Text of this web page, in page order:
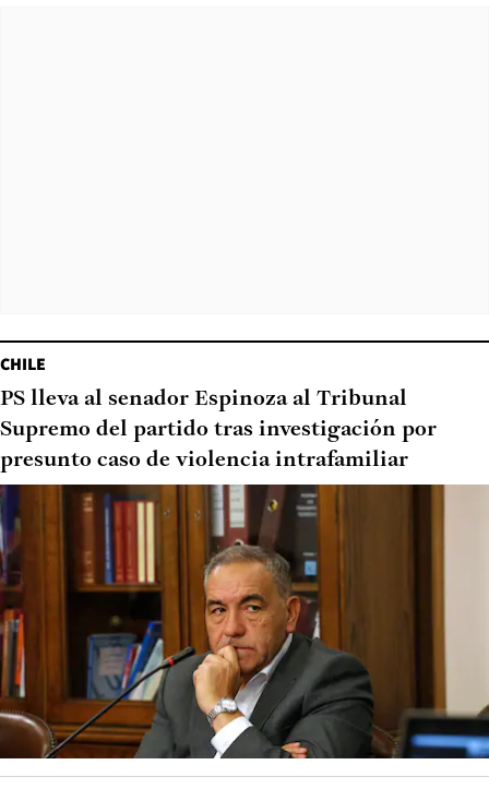
CHILE
PS lleva al senador Espinoza al Tribunal
Supremo del partido tras investigación por
presunto caso de violencia intrafamiliar